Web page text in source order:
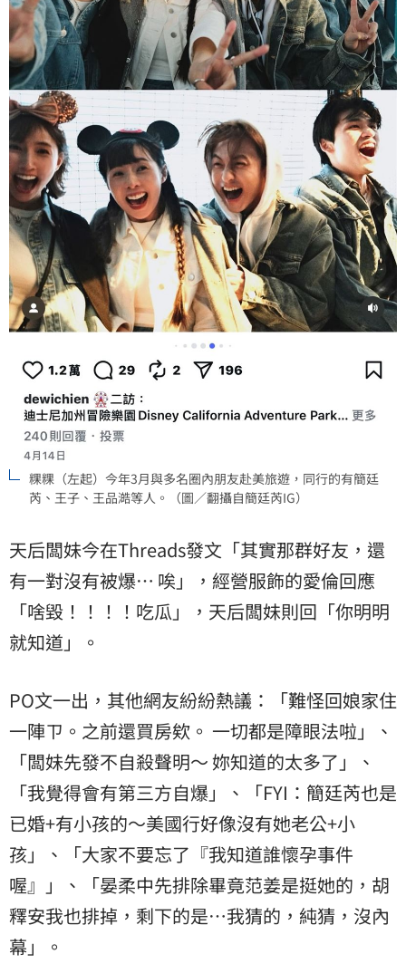
粿粿（左起）今年3月與多名圈內朋友赴美旅遊，同行的有簡廷
芮、王子、王品澔等人。（圖／翻攝自簡廷芮IG）
天后闆妹今在Threads發文「其實那群好友，還
有一對沒有被爆… 唉」，經營服飾的愛倫回應
「啥毀！！！！吃瓜」，天后闆妹則回「你明明
就知道」。
PO文一出，其他網友紛紛熱議：「難怪回娘家住
一陣ㄗ。之前還買房欸。 一切都是障眼法啦」、
「闆妹先發不自殺聲明～ 妳知道的太多了」、
「我覺得會有第三方自爆」、「FYI：簡廷芮也是
已婚+有小孩的～美國行好像沒有她老公+小
孩」、「大家不要忘了『我知道誰懷孕事件
喔』」、「晏柔中先排除畢竟范姜是挺她的，胡
釋安我也排掉，剩下的是⋯我猜的，純猜，沒內
幕」。